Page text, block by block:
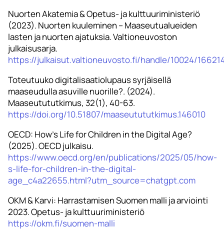
Nuorten Akatemia & Opetus- ja kulttuuriministeriö
(2023). Nuorten kuuleminen – Maaseutualueiden
lasten ja nuorten ajatuksia. Valtioneuvoston
julkaisusarja.
https://julkaisut.valtioneuvosto.fi/handle/10024/
Toteutuuko digitalisaatiolupaus syrjäisellä
maaseudulla asuville nuorille?. (2024).
Maaseutututkimus, 32(1), 40-63.
https://doi.org/10.51807/maaseutututkimus.146010
OECD: How’s Life for Children in the Digital Age?
(2025). OECD julkaisu.
https://www.oecd.org/en/publications/2025/05/how-
s-life-for-children-in-the-digital-
age_c4a22655.html?utm_source=chatgpt.com
OKM & Karvi: Harrastamisen Suomen malli ja arviointi
2023. Opetus- ja kulttuuriministeriö
https://okm.fi/suomen-malli